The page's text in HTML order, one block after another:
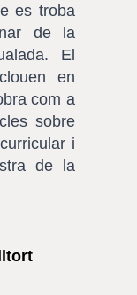
es troba
de la
El
en
com a
sobre
i
de la